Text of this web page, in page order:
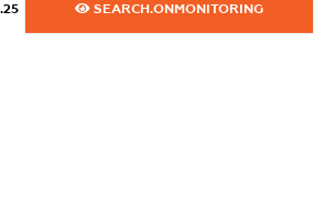
SEARCH.ONMONITORING